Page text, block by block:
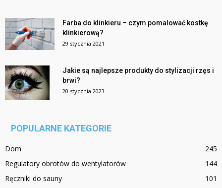
Farba do klinkieru – czym pomalować kostkę
klinkierową?
29 stycznia 2021
Jakie są najlepsze produkty do stylizacji rzęs i
brwi?
20 stycznia 2023
POPULARNE KATEGORIE
Dom
245
Regulatory obrotów do wentylatorów
144
Ręczniki do sauny
101